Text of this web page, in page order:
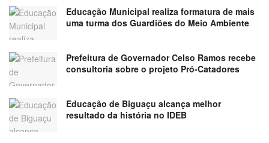
Educação Municipal realiza formatura de mais
uma turma dos Guardiões do Meio Ambiente
Prefeitura de Governador Celso Ramos recebe
consultoria sobre o projeto Pró-Catadores
Educação de Biguaçu alcança melhor
resultado da história no IDEB